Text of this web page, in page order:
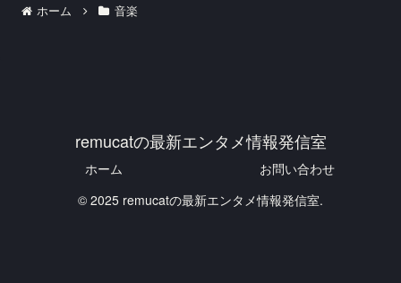
ホーム 音楽
remucatの最新エンタメ情報発信室
ホーム
お問い合わせ
© 2025 remucatの最新エンタメ情報発信室.